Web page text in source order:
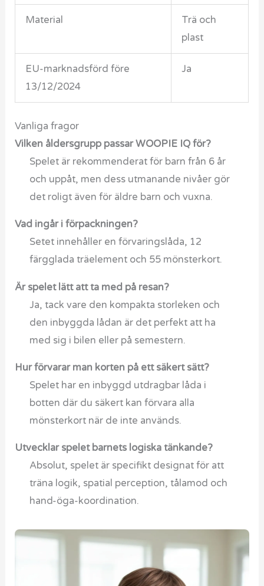
Material
Trä och
plast
EU-marknadsförd före
13/12/2024
Ja
Vanliga fragor
Vilken åldersgrupp passar WOOPIE IQ för?
Spelet är rekommenderat för barn från 6 år
och uppåt, men dess utmanande nivåer gör
det roligt även för äldre barn och vuxna.
Vad ingår i förpackningen?
Setet innehåller en förvaringslåda, 12
färgglada träelement och 55 mönsterkort.
Är spelet lätt att ta med på resan?
Ja, tack vare den kompakta storleken och
den inbyggda lådan är det perfekt att ha
med sig i bilen eller på semestern.
Hur förvarar man korten på ett säkert sätt?
Spelet har en inbyggd utdragbar låda i
botten där du säkert kan förvara alla
mönsterkort när de inte används.
Utvecklar spelet barnets logiska tänkande?
Absolut, spelet är specifikt designat för att
träna logik, spatial perception, tålamod och
hand-öga-koordination.